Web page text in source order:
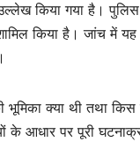
किया गया है।
किया है। जांच में यह
भूमिका क्या थी तथा
के आधार पर पूरी